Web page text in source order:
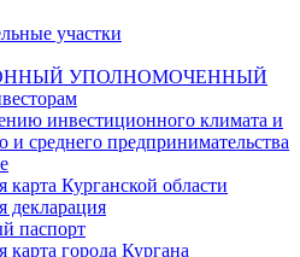
участки
УПОЛНОМОЧЕННЫЙ
инвестиционного климата и
и среднего предпринимательства
Курганской области
декларация
паспорт
города Кургана